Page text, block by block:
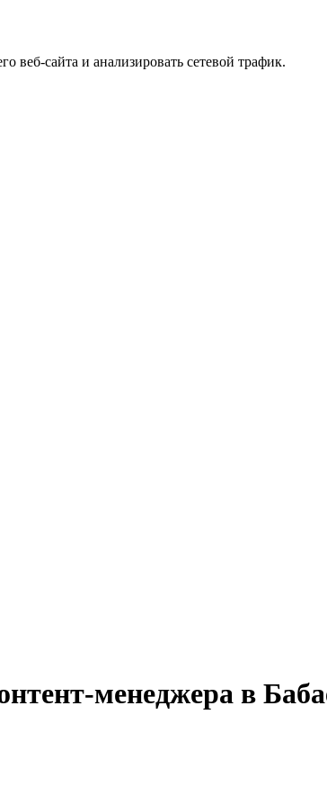
сайта и анализировать сетевой трафик.
менеджера в